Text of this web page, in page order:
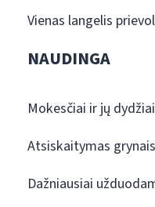
Vienas langelis
NAUDINGA
Mokesčiai ir jų dydžiai
Atsiskaitymas
Dažniausiai